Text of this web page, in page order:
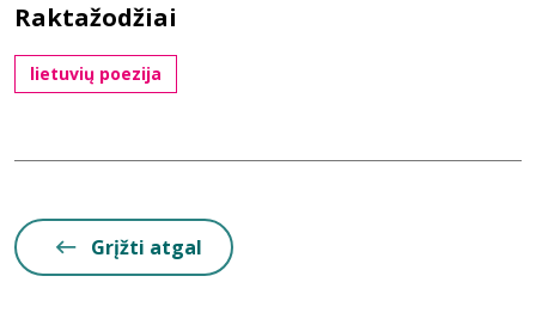
Raktažodžiai
lietuvių poezija
Grįžti atgal